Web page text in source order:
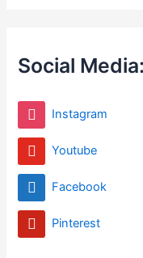
Social Media:
Instagram
Youtube
Facebook
Pinterest